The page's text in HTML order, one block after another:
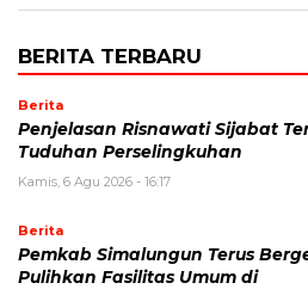
BERITA TERBARU
Berita
Penjelasan Risnawati Sijabat
Tuduhan Perselingkuhan
Kamis, 6 Agu 2026 - 16:17
Berita
Pemkab Simalungun Terus
Pulihkan Fasilitas Umum di